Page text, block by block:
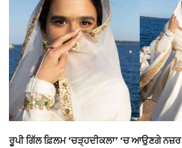
ਰੂਪੀ ਗਿੱਲ ਫ਼ਿਲਮ ‘ਚੜ੍ਹਦੀਕਲਾ’ ‘ਚ ਆਉਣਗੇ ਨਜ਼ਰ